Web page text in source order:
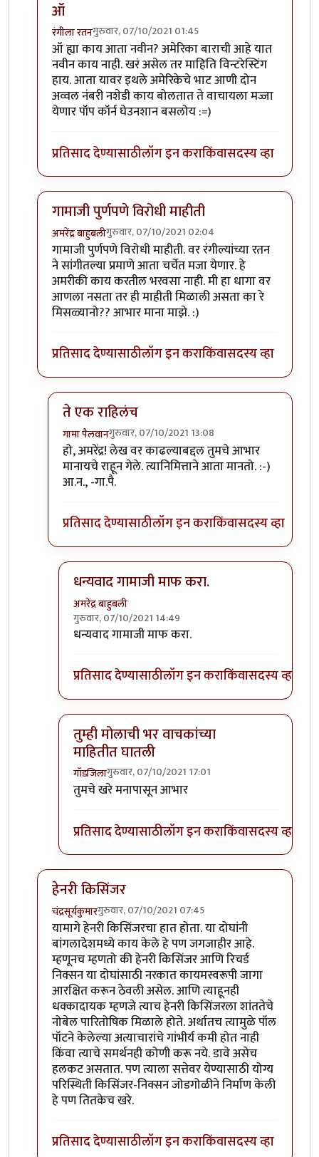
ऑ
रंगीला रतनगुरुवार, 07/10/2021 01:45
In reply toनिरपराध्यांचं शिरकाण कोणी केलं ?by
ऑ ह्या काय आता नवीन? अमेरिका बाराची आहे यात
नवीन काय नाही. खरं असेल तर माहिति विन्टरेस्टिंग
हाय. आता यावर इथले अमेरिकेचे भाट आणी दोन
अव्वल नंबरी नशेडी काय बोलतात ते वाचायला मज्जा
येणार पॉप कॉर्न घेउनशान बसलोय :=)
प्रतिसाद देण्यासाठीलॉग इन कराकिंवासदस्य व्हा
गामाजी पुर्णपणे विरोधी माहीती
अमरेंद्र बाहुबलीगुरुवार, 07/10/2021 02:04
In reply toनिरपराध्यांचं शिरकाण कोणी केलं ?by
गामाजी पुर्णपणे विरोधी माहीती. वर रंगील्यांच्या रतन
ने सांगीतल्या प्रमाणे आता चर्चेत मजा येणार. हे
अमरीकी काय करतील भरवसा नाही. मी हा धागा वर
आणला नसता तर ही माहीती मिळाली असता का रे
मिसळ्यानो?? आभार माना माझे. :)
प्रतिसाद देण्यासाठीलॉग इन कराकिंवासदस्य व्हा
ते एक राहिलंच
गामा पैलवानगुरुवार, 07/10/2021 13:08
In reply toगामाजी पुर्णपणे विरोधी माहीतीby
हो, अमरेंद्र! लेख वर काढल्याबद्दल तुमचे आभार
मानायचे राहून गेले. त्यानिमित्ताने आता मानतो. :-)
आ.न., -गा.पै.
प्रतिसाद देण्यासाठीलॉग इन कराकिंवासदस्य व्हा
धन्यवाद गामाजी माफ करा.
अमरेंद्र बाहुबली
गुरुवार, 07/10/2021 14:49
In reply toते एक राहिलंच
धन्यवाद गामाजी माफ करा.
प्रतिसाद देण्यासाठीलॉग इन कराकिंवासदस्य व्हा
तुम्ही मोलाची भर वाचकांच्या
माहितीत घातली
गॉडजिलागुरुवार, 07/10/2021 17:01
In reply toते एक राहिलंच
तुमचे खरे मनापासून आभार
प्रतिसाद देण्यासाठीलॉग इन कराकिंवासदस्य व्हा
हेनरी किसिंजर
चंद्रसूर्यकुमारगुरुवार, 07/10/2021 07:45
In reply toनिरपराध्यांचं शिरकाण कोणी केलं ?
यामागे हेनरी किसिंजरचा हात होता. या दोघांनी
बांगलादेशमध्ये काय केले हे पण जगजाहीर आहे.
म्हणूनच म्हणतो की हेनरी किसिंजर आणि रिचर्ड
निक्सन या दोघांसाठी नरकात कायमस्वरूपी जागा
आरक्षित करून ठेवली असेल. आणि त्याहूनही
धक्कादायक म्हणजे त्याच हेनरी किसिंजरला शांततेचे
नोबेल पारितोषिक मिळाले होते. अर्थातच त्यामुळे पॉल
पॉटने केलेल्या अत्याचारांचे गांभीर्य कमी होत नाही
किंवा त्याचे समर्थनही कोणी करू नये. डावे असेच
हलकट असतात. पण त्याला सत्तेवर येण्यासाठी योग्य
परिस्थिती किसिंजर-निक्सन जोडगोळीने निर्माण केली
हे पण तितकेच खरे.
प्रतिसाद देण्यासाठीलॉग इन कराकिंवासदस्य व्हा